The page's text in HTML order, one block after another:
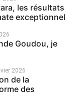
les résultats
exceptionnel
Goudou, je
2026
de la
des